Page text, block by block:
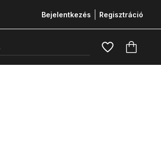
Bejelentkezés Regisztráció